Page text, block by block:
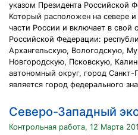
указом Президента Российской
Который расположен на севере
части России и включает в свой
Российской Федерации:
Архангельскую, Вологодскую,
Новгородскую, Псковскую,
автономный округ, город Санкт-
является город федерального
Северо-Западный
Контрольная работа, 12 Марта